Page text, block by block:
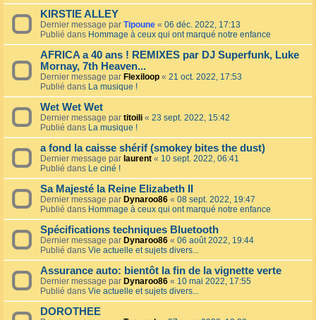
KIRSTIE ALLEY
Dernier message par Tipoune « 06 déc. 2022, 17:13
Publié dans Hommage à ceux qui ont marqué notre enfance
AFRICA a 40 ans ! REMIXES par DJ Superfunk, Luke
Mornay, 7th Heaven...
Dernier message par Flexiloop « 21 oct. 2022, 17:53
Publié dans La musique !
Wet Wet Wet
Dernier message par titoili « 23 sept. 2022, 15:42
Publié dans La musique !
a fond la caisse shérif (smokey bites the dust)
Dernier message par laurent « 10 sept. 2022, 06:41
Publié dans Le ciné !
Sa Majesté la Reine Elizabeth II
Dernier message par Dynaroo86 « 08 sept. 2022, 19:47
Publié dans Hommage à ceux qui ont marqué notre enfance
Spécifications techniques Bluetooth
Dernier message par Dynaroo86 « 06 août 2022, 19:44
Publié dans Vie actuelle et sujets divers...
Assurance auto: bientôt la fin de la vignette verte
Dernier message par Dynaroo86 « 10 mai 2022, 17:55
Publié dans Vie actuelle et sujets divers...
DOROTHEE